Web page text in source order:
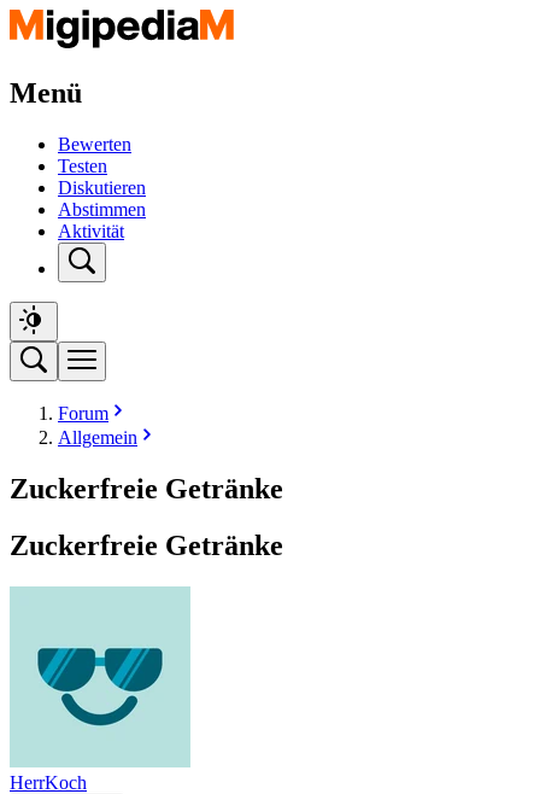
Menü
Bewerten
Testen
Diskutieren
Abstimmen
Aktivität
Forum
Allgemein
Zuckerfreie Getränke
Zuckerfreie Getränke
HerrKoch